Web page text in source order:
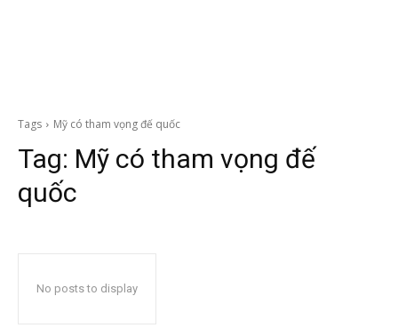
Tags Mỹ có tham vọng đế quốc
Tag: Mỹ có tham vọng đế
quốc
No posts to display